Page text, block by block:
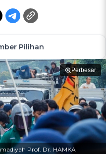
Pilihan
Perbesar
Prof. Dr. HAMKA